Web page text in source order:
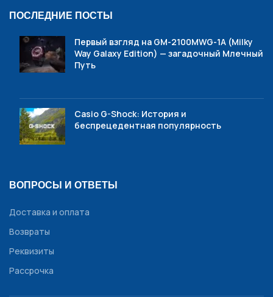
ПОСЛЕДНИЕ ПОСТЫ
Первый взгляд на GM-2100MWG-1A (Milky
Way Galaxy Edition) — загадочный Млечный
Путь
Casio G-Shock: История и
беспрецедентная популярность
ВОПРОСЫ И ОТВЕТЫ
Доставка и оплата
Возвраты
Реквизиты
Рассрочка